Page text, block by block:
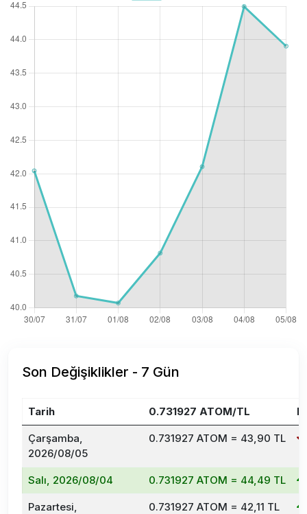
Son Değişiklikler - 7 Gün
Tarih 0.731927 ATOM/TL
Çarşamba,
2026/08/05
0.731927 ATOM = 43,90 TL
Salı, 2026/08/04 0.731927 ATOM = 44,49 TL
Pazartesi,
0.731927 ATOM = 42,11 TL